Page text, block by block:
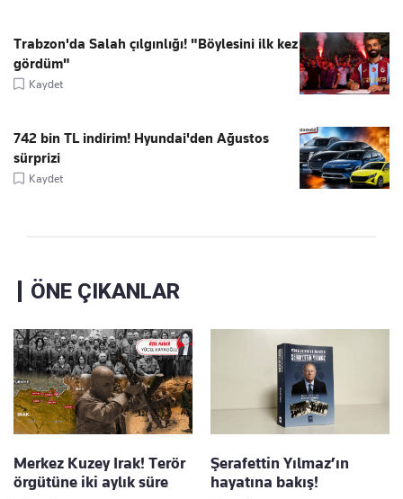
Trabzon'da Salah çılgınlığı! "Böylesini ilk kez
gördüm"
Kaydet
742 bin TL indirim! Hyundai'den Ağustos
sürprizi
Kaydet
ÖNE ÇIKANLAR
Merkez Kuzey Irak! Terör
örgütüne iki aylık süre
Şerafettin Yılmaz’ın
hayatına bakış!